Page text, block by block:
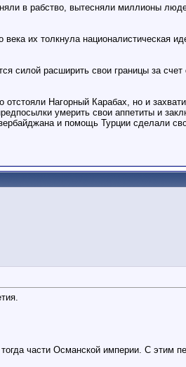
в рабство, вытесняли миллионы
их толкнула националистическая
силой расширить свои границы за
Нагорный Карабах, но и
умерить свои аппетиты и
и помощь Турции сделали
части Османской империи. С этим